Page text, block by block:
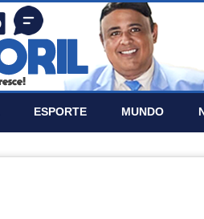
ESPORTE MUNDO